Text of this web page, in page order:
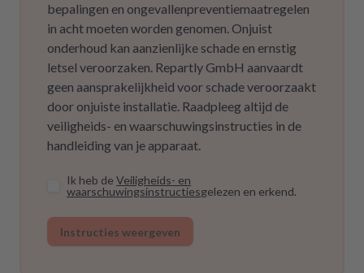
bepalingen en ongevallenpreventiemaatregelen
in acht moeten worden genomen. Onjuist
onderhoud kan aanzienlijke schade en ernstig
letsel veroorzaken. Repartly GmbH aanvaardt
geen aansprakelijkheid voor schade veroorzaakt
door onjuiste installatie. Raadpleeg altijd de
veiligheids- en waarschuwingsinstructies in de
handleiding van je apparaat.
Ik heb de Veiligheids- en
waarschuwingsinstructiesgelezen en erkend.
Instructies weergeven